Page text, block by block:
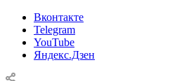
Вконтакте
Telegram
YouTube
Яндекс.Дзен